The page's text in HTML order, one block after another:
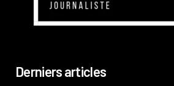
Derniers articles